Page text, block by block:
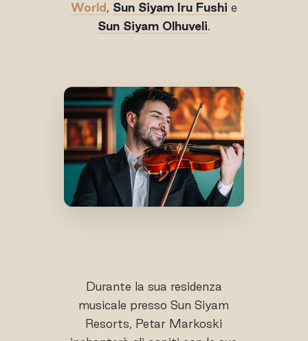
World, Sun Siyam Iru Fushi e
Sun Siyam Olhuveli.
Durante la sua residenza
musicale presso Sun Siyam
Resorts, Petar Markoski